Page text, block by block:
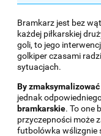
Bramkarz jest bez
każdej piłkarskiej
goli, to jego
golkiper czasami
sytuacjach.
By
jednak
bramkarskie. To one
przyczepności może
futbolówka wślizgnie